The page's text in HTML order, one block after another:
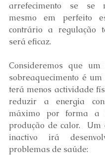
arrefecimento se se
mesmo em perfeito
contrário a regulação
será eficaz.
Consideremos que
sobreaquecimento é
terá menos actividade
reduzir a energia
máximo por forma a
produção de calor.  Um
inactivo irá
problemas de saúde: